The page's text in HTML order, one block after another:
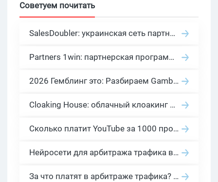
Советуем почитать
SalesDoubler: украинская сеть партнерских программ с оплатой за действие
Partners 1win: партнерская программа казино в нише гемблинг арбитраж
2026 Гемблинг это: Разбираем Gambling вертикаль, и все что связано с гемблинг и беттинг офферами
Cloaking House: облачный клоакинг для фильтрации ботов FB и Google Ads — гайд PHP-интеграции 2026
Сколько платит YouTube за 1000 просмотров в 2026: реальные цифры от 0.5 до 36 USD по ГЕО
Нейросети для арбитража трафика в 2026: инструменты, кейсы и AI-медиабайеры
За что платят в арбитраже трафика? 30 моделей оплаты в бурж и СНГ партнерках